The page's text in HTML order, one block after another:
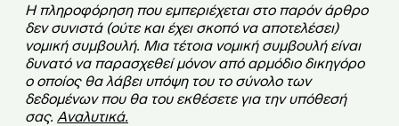
Η πληροφόρηση που εμπεριέχεται στο παρόν άρθρο
δεν συνιστά (ούτε και έχει σκοπό να αποτελέσει)
νομική συμβουλή. Μια τέτοια νομική συμβουλή είναι
δυνατό να παρασχεθεί μόνον από αρμόδιο δικηγόρο
ο οποίος θα λάβει υπόψη του το σύνολο των
δεδομένων που θα του εκθέσετε για την υπόθεσή
σας. Αναλυτικά.